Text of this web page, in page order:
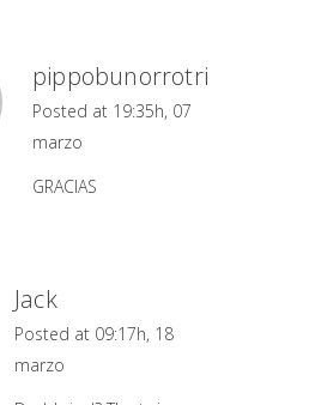
pippobunorrotri
Posted at 19:35h, 07
marzo
GRACIAS
Jack
Posted at 09:17h, 18
marzo